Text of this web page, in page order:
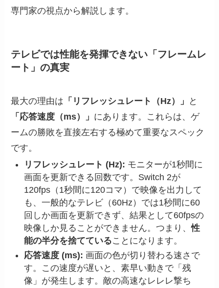
専門家の視点から解説します。
テレビでは性能を発揮できない「フレームレ
ート」の真実
最大の理由は 「リフレッシュレート（Hz）」
と
「応答速度（ms）」 にあります。これらは、ゲ
ームの勝敗を直接左右する極めて重要なスペック
です。
リフレッシュレート (Hz): モニターが1秒間に
画面を更新できる回数です。Switch 2が
120fps（1秒間に120コマ）で映像を出力して
も、一般的なテレビ（60Hz）では1秒間に60
回しか画面を更新できず、結果として60fpsの
映像しか見ることができません。つまり、性
能の半分を捨てていることになります。
応答速度 (ms): 画面の色が切り替わる速さで
す。この速度が遅いと、素早い動きで「残
像」が発生します。敵の高速なレレレ撃ち